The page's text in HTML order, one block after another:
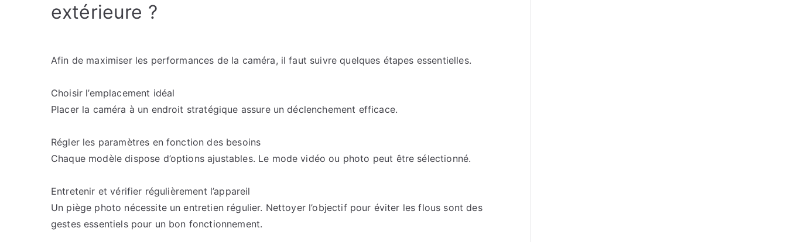
extérieure ?
Afin de maximiser les performances de la caméra, il faut suivre quelques étapes essentielles.
Choisir l’emplacement idéal
Placer la caméra à un endroit stratégique assure un déclenchement efficace.
Régler les paramètres en fonction des besoins
Chaque modèle dispose d’options ajustables. Le mode vidéo ou photo peut être sélectionné.
Entretenir et vérifier régulièrement l’appareil
Un piège photo nécessite un entretien régulier. Nettoyer l’objectif pour éviter les flous sont des
gestes essentiels pour un bon fonctionnement.